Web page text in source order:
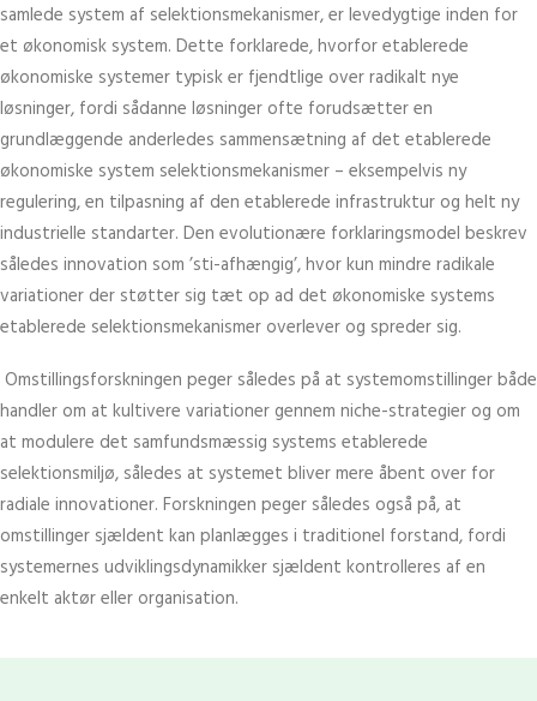
samlede system af selektionsmekanismer, er levedygtige inden for
et økonomisk system. Dette forklarede, hvorfor etablerede
økonomiske systemer typisk er fjendtlige over radikalt nye
løsninger, fordi sådanne løsninger ofte forudsætter en
grundlæggende anderledes sammensætning af det etablerede
økonomiske system selektionsmekanismer – eksempelvis ny
regulering, en tilpasning af den etablerede infrastruktur og helt ny
industrielle standarter. Den evolutionære forklaringsmodel beskrev
således innovation som ’sti-afhængig’, hvor kun mindre radikale
variationer der støtter sig tæt op ad det økonomiske systems
etablerede selektionsmekanismer overlever og spreder sig.
Omstillingsforskningen peger således på at systemomstillinger både
handler om at kultivere variationer gennem niche-strategier og om
at modulere det samfundsmæssig systems etablerede
selektionsmiljø, således at systemet bliver mere åbent over for
radiale innovationer. Forskningen peger således også på, at
omstillinger sjældent kan planlægges i traditionel forstand, fordi
systemernes udviklingsdynamikker sjældent kontrolleres af en
enkelt aktør eller organisation.